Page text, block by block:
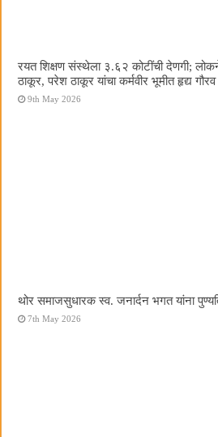
रयत शिक्षण संस्थेला ३.६२ कोटींची देणगी;
ठाकूर, परेश ठाकूर यांचा कर्मवीर भूमीत हृद्य गौरव
9th May 2026
थोर समाजसुधारक स्व. जनार्दन भगत यांना
7th May 2026